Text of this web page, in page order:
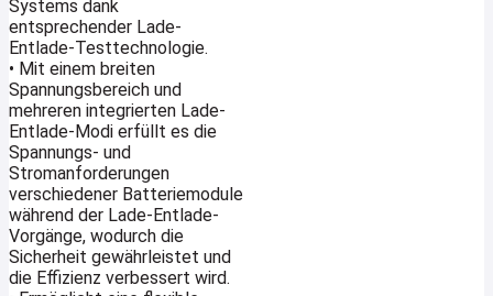
Systems dank
entsprechender Lade-
Entlade-Testtechnologie.
• Mit einem breiten
Spannungsbereich und
mehreren integrierten Lade-
Entlade-Modi erfüllt es die
Spannungs- und
Stromanforderungen
verschiedener Batteriemodule
während der Lade-Entlade-
Vorgänge, wodurch die
Sicherheit gewährleistet und
die Effizienz verbessert wird.